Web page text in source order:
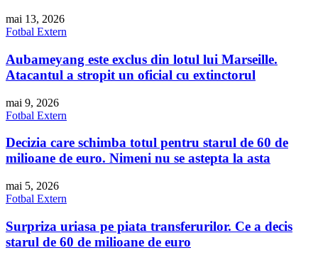
mai 13, 2026
Fotbal Extern
Aubameyang este exclus din lotul lui Marseille.
Atacantul a stropit un oficial cu extinctorul
mai 9, 2026
Fotbal Extern
Decizia care schimba totul pentru starul de 60 de
milioane de euro. Nimeni nu se astepta la asta
mai 5, 2026
Fotbal Extern
Surpriza uriasa pe piata transferurilor. Ce a decis
starul de 60 de milioane de euro